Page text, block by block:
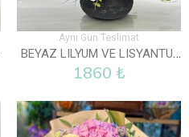
Aynı Gün Teslimat
BEYAZ LILYUM VE LISYANTUS ARAJMANI
1860 ₺